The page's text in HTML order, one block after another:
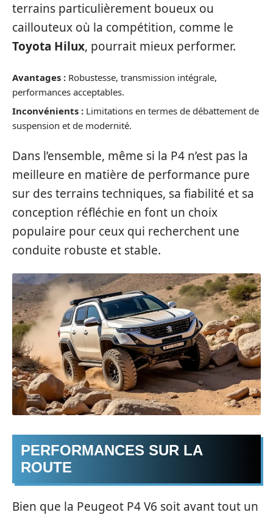
terrains particulièrement boueux ou
caillouteux où la compétition, comme le
Toyota Hilux, pourrait mieux performer.
Avantages : Robustesse, transmission intégrale,
performances acceptables.
Inconvénients : Limitations en termes de débattement de
suspension et de modernité.
Dans l’ensemble, même si la P4 n’est pas la
meilleure en matière de performance pure
sur des terrains techniques, sa fiabilité et sa
conception réfléchie en font un choix
populaire pour ceux qui recherchent une
conduite robuste et stable.
PERFORMANCES SUR LA
ROUTE
Bien que la Peugeot P4 V6 soit avant tout un